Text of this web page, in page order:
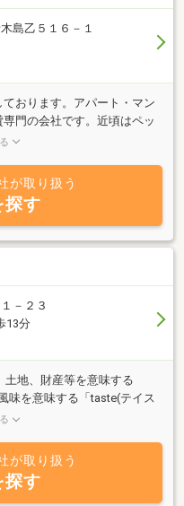
島乙５１６－１
おります。アパート・マン
門の会社です。近頃はペッ
すので、お気軽にお電話下
が取り扱う
探す
－２３
13分
土地、財産等を意味する
味を意味する「taste(テイス
じっくり会話をして、素敵な
譲、お住まいに関わるお手
産の有効活用の企画・提案
さい。
が取り扱う
探す